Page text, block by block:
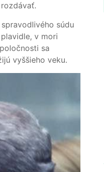
súdu
v mori
sa
vyššieho veku.